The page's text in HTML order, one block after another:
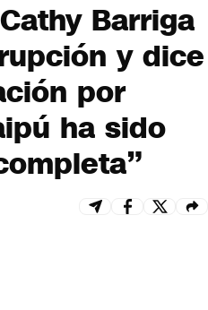
Barriga
y dice
por
ha sido